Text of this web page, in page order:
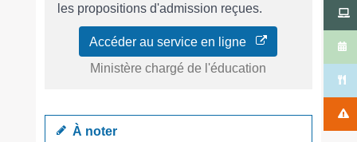
les propositions d'admission reçues.
Accéder au service en ligne
Ministère chargé de l'éducation
À noter